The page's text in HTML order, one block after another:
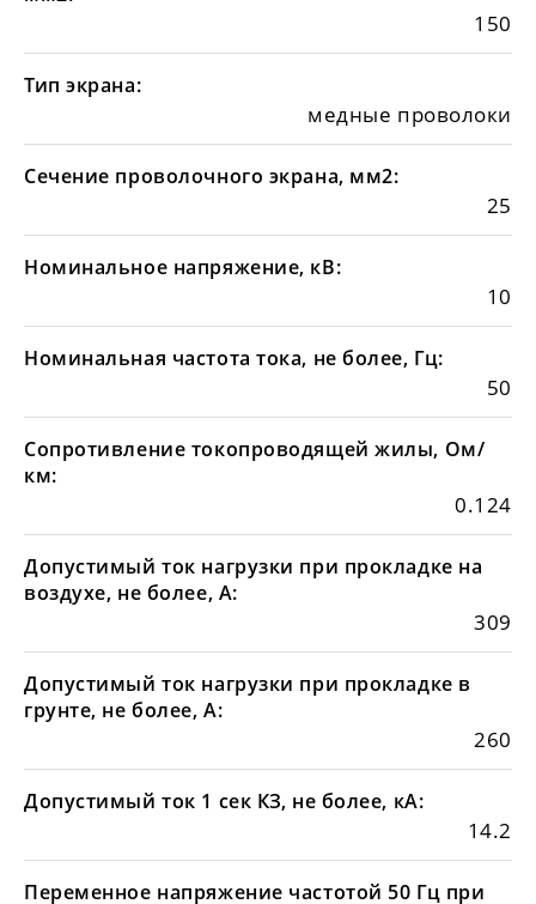
150
Тип экрана:
медные проволоки
Сечение проволочного экрана, мм2:
25
Номинальное напряжение, кВ:
10
Номинальная частота тока, не более, Гц:
50
Сопротивление токопроводящей жилы, Ом/
км:
0.124
Допустимый ток нагрузки при прокладке на
воздухе, не более, А:
309
Допустимый ток нагрузки при прокладке в
грунте, не более, А:
260
Допустимый ток 1 сек КЗ, не более, кА:
14.2
Переменное напряжение частотой 50 Гц при